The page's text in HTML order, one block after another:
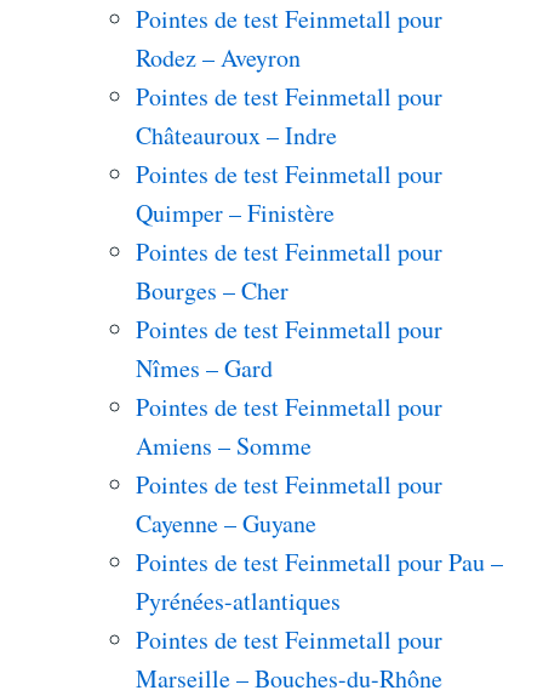
Pointes de test Feinmetall pour
Rodez – Aveyron
Pointes de test Feinmetall pour
Châteauroux – Indre
Pointes de test Feinmetall pour
Quimper – Finistère
Pointes de test Feinmetall pour
Bourges – Cher
Pointes de test Feinmetall pour
Nîmes – Gard
Pointes de test Feinmetall pour
Amiens – Somme
Pointes de test Feinmetall pour
Cayenne – Guyane
Pointes de test Feinmetall pour Pau –
Pyrénées-atlantiques
Pointes de test Feinmetall pour
Marseille – Bouches-du-Rhône